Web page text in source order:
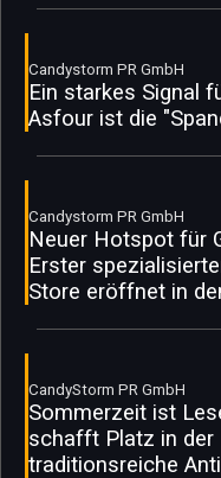
Candystorm PR GmbH
Ein starkes Signal
Asfour ist die
Candystorm PR GmbH
Neuer Hotspot für
Erster
Store eröffnet in
CandyStorm PR GmbH
Sommerzeit ist
schafft Platz in der
traditionsreiche